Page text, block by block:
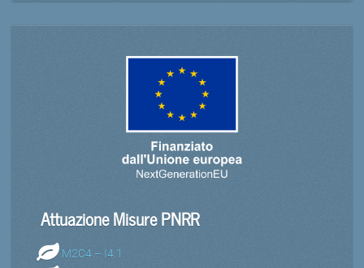
Attuazione Misure PNRR
M2C4 – I4.1